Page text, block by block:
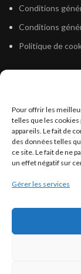
Pour offrir les
telles que les
appareils. Le fait de
des données telles
ce site. Le fait de ne
un effet négatif sur
Gérer les services
Conditions
Conditions
Politique de
Législation
Législation
Législation
Législation Eau
Législation
Législation